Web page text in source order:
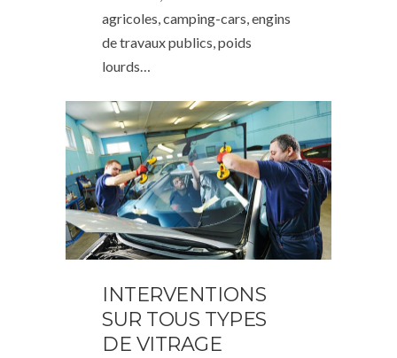
agricoles, camping-cars, engins
de travaux publics, poids
lourds…
INTERVENTIONS
SUR TOUS TYPES
DE VITRAGE